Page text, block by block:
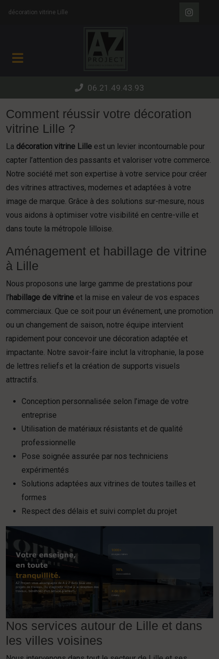
décoration vitrine Lille
06.21.49.43.93
Comment réussir votre décoration
vitrine Lille ?
La décoration vitrine Lille est un levier incontournable pour
capter l’attention des passants et valoriser votre commerce.
Notre société met son expertise à votre service pour créer
des vitrines attractives, modernes et adaptées à votre
image de marque. Grâce à des solutions sur-mesure, nous
vous aidons à optimiser votre visibilité en centre-ville et
dans toute la métropole lilloise.
Aménagement et habillage de vitrine
à Lille
Nous proposons une large gamme de prestations pour
l’habillage de vitrine et la mise en valeur de vos espaces
commerciaux. Que ce soit pour un événement, une promotion
ou un changement de saison, notre équipe intervient
rapidement pour concevoir une décoration adaptée et
impactante. Notre savoir-faire inclut la vitrophanie, la pose
de lettres reliefs et la création de supports visuels
attractifs.
Conception personnalisée selon l’image de votre
entreprise
Utilisation de matériaux résistants et de qualité
professionnelle
Pose soignée assurée par nos techniciens
expérimentés
Solutions adaptées aux vitrines de toutes tailles et
formes
Respect des délais et suivi complet du projet
Nos services autour de Lille et dans
les villes voisines